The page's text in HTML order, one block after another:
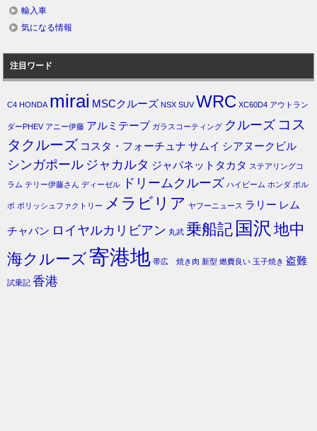
輸入車
気になる情報
注目ワード
C4 HONDA mirai MSCクルーズ NSX SUV WRC XC60D4 アウトラン
ダーPHEV アニー伊藤 アルミテープ ガラスコーティング クルーズ コス
タクルーズ コスタ・フォーチュナ サムイ シアヌークビル
シンガポール ジャカルタ ジャパネットタカタ ステアリングコ
ラム テリー伊藤さん ディーゼル ドリームクルーズ ハイビーム ホンダ ボル
ボ ポリッシュファクトリー メラビリア ヤフーニュース ラリー レム
チャバン ロイヤルカリビアン 丸武 乗船記 国沢 地中
海クルーズ寄港地 帯広 焼き肉 新型 燃費良い 玉子焼き 盗難
試乗記 香港